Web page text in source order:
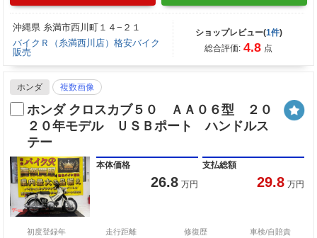
沖縄県 糸満市西川町１４−２１
バイクＲ（糸満西川店）格安バイク
販売
ショップレビュー(1件)
総合評価: 4.8 点
ホンダ 複数画像
ホンダ クロスカブ５０ ＡＡ０６型 ２０
２０年モデル ＵＳＢポート ハンドルス
テー
本体価格
26.8 万円
支払総額
29.8 万円
初度登録年
走行距離
修復歴
車検/自賠責